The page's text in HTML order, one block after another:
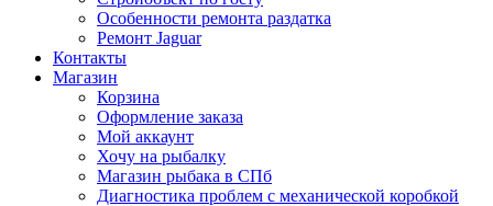
Особенности ремонта раздатка
Ремонт Jaguar
Контакты
Магазин
Корзина
Оформление заказа
Мой аккаунт
Хочу на рыбалку
Магазин рыбака в СПб
Диагностика проблем с механической коробкой